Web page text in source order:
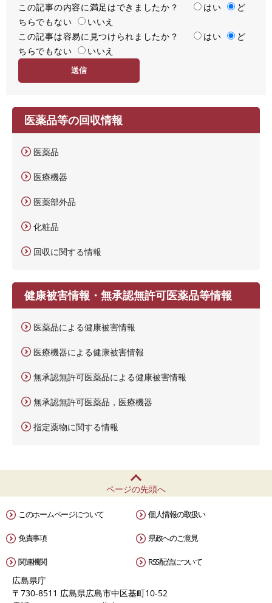
満
足
度
この記事の内容に満足はできましたか？ はい
ど
ちらでもない
いいえ
容
易
この記事は容易に見つけられましたか？ はい
ど
ちらでもない
いいえ
医薬品等の回収情報
医薬品
医療機器
医薬部外品
化粧品
回収に関する情報
健康被害情報・無承認無許可医薬品等情報
医薬品による健康被害情報
医療機器による健康被害情報
無承認無許可医薬品による健康被害情報
無承認無許可医薬品，医療機器
指定薬物に関する情報
ページの先頭へ
このホームページについて 個人情報の取扱い
免責事項 県政へのご意見
関連機関 RSS配信について
広島県庁
〒730-8511 広島県広島市中区基町10-52